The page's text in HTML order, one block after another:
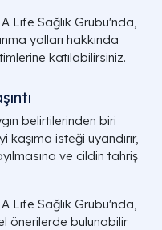
A Life Sağlık Grubu'nda,
yolları hakkında
katılabilirsiniz.
belirtilerinden biri
kaşıma isteği uyandırır,
ve cildin tahriş
A Life Sağlık Grubu'nda,
önerilerde bulunabilir